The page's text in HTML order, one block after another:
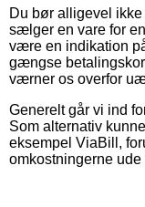
Du bør alligevel
sælger en vare for
være en indikation
gængse
værner os overfor
Generelt går vi ind
Som alternativ
eksempel ViaBill,
omkostningerne ude